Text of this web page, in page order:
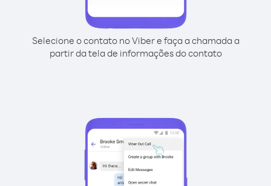
Selecione o contato no Viber e faça a chamada a
partir da tela de informações do contato